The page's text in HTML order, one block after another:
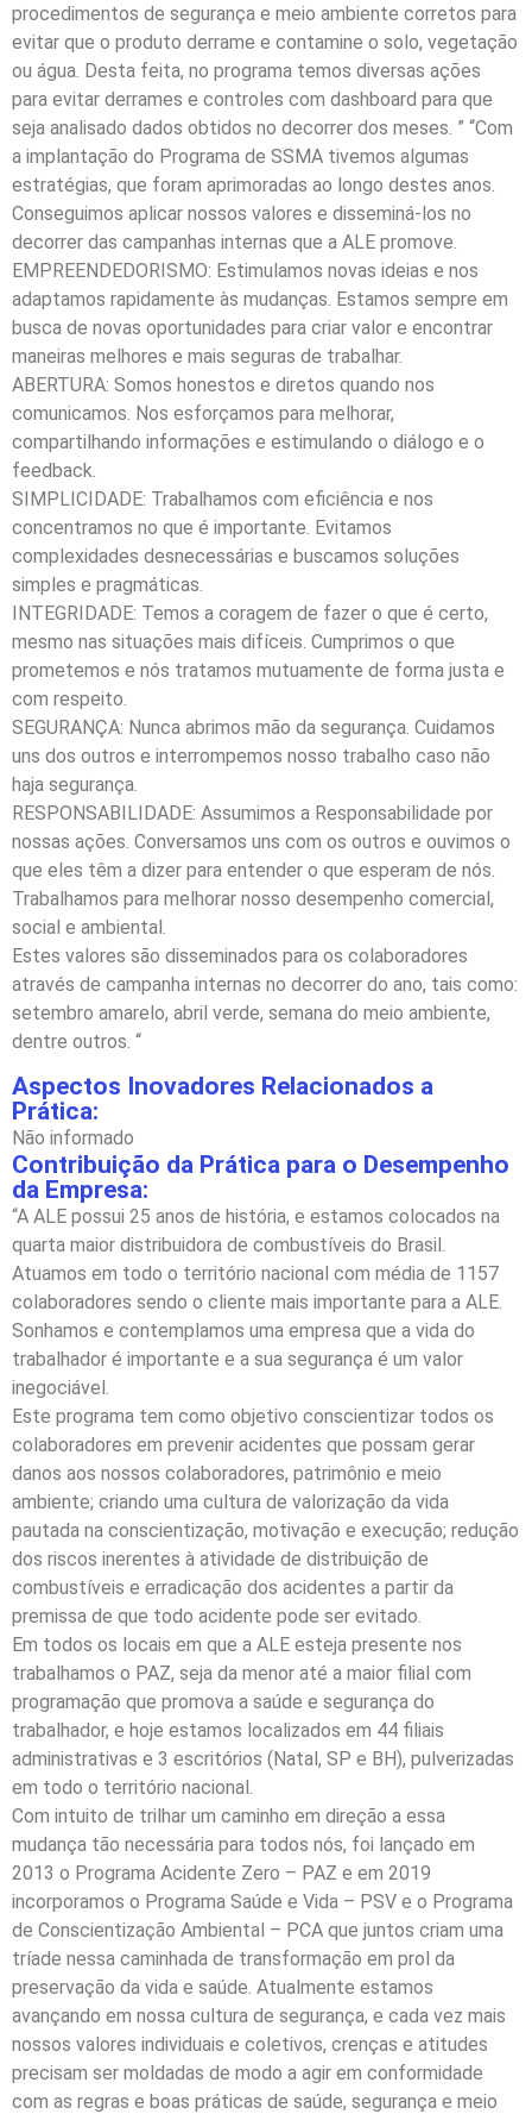
procedimentos de segurança e meio ambiente corretos para
evitar que o produto derrame e contamine o solo, vegetação
ou água. Desta feita, no programa temos diversas ações
para evitar derrames e controles com dashboard para que
seja analisado dados obtidos no decorrer dos meses. ” “Com
a implantação do Programa de SSMA tivemos algumas
estratégias, que foram aprimoradas ao longo destes anos.
Conseguimos aplicar nossos valores e disseminá-los no
decorrer das campanhas internas que a ALE promove.
EMPREENDEDORISMO: Estimulamos novas ideias e nos
adaptamos rapidamente às mudanças. Estamos sempre em
busca de novas oportunidades para criar valor e encontrar
maneiras melhores e mais seguras de trabalhar.
ABERTURA: Somos honestos e diretos quando nos
comunicamos. Nos esforçamos para melhorar,
compartilhando informações e estimulando o diálogo e o
feedback.
SIMPLICIDADE: Trabalhamos com eficiência e nos
concentramos no que é importante. Evitamos
complexidades desnecessárias e buscamos soluções
simples e pragmáticas.
INTEGRIDADE: Temos a coragem de fazer o que é certo,
mesmo nas situações mais difíceis. Cumprimos o que
prometemos e nós tratamos mutuamente de forma justa e
com respeito.
SEGURANÇA: Nunca abrimos mão da segurança. Cuidamos
uns dos outros e interrompemos nosso trabalho caso não
haja segurança.
RESPONSABILIDADE: Assumimos a Responsabilidade por
nossas ações. Conversamos uns com os outros e ouvimos o
que eles têm a dizer para entender o que esperam de nós.
Trabalhamos para melhorar nosso desempenho comercial,
social e ambiental.
Estes valores são disseminados para os colaboradores
através de campanha internas no decorrer do ano, tais como:
setembro amarelo, abril verde, semana do meio ambiente,
dentre outros. “
Aspectos Inovadores Relacionados a
Prática:
Não informado
Contribuição da Prática para o Desempenho
da Empresa:
“A ALE possui 25 anos de história, e estamos colocados na
quarta maior distribuidora de combustíveis do Brasil.
Atuamos em todo o território nacional com média de 1157
colaboradores sendo o cliente mais importante para a ALE.
Sonhamos e contemplamos uma empresa que a vida do
trabalhador é importante e a sua segurança é um valor
inegociável.
Este programa tem como objetivo conscientizar todos os
colaboradores em prevenir acidentes que possam gerar
danos aos nossos colaboradores, patrimônio e meio
ambiente; criando uma cultura de valorização da vida
pautada na conscientização, motivação e execução; redução
dos riscos inerentes à atividade de distribuição de
combustíveis e erradicação dos acidentes a partir da
premissa de que todo acidente pode ser evitado.
Em todos os locais em que a ALE esteja presente nos
trabalhamos o PAZ, seja da menor até a maior filial com
programação que promova a saúde e segurança do
trabalhador, e hoje estamos localizados em 44 filiais
administrativas e 3 escritórios (Natal, SP e BH), pulverizadas
em todo o território nacional.
Com intuito de trilhar um caminho em direção a essa
mudança tão necessária para todos nós, foi lançado em
2013 o Programa Acidente Zero – PAZ e em 2019
incorporamos o Programa Saúde e Vida – PSV e o Programa
de Conscientização Ambiental – PCA que juntos criam uma
tríade nessa caminhada de transformação em prol da
preservação da vida e saúde. Atualmente estamos
avançando em nossa cultura de segurança, e cada vez mais
nossos valores individuais e coletivos, crenças e atitudes
precisam ser moldadas de modo a agir em conformidade
com as regras e boas práticas de saúde, segurança e meio